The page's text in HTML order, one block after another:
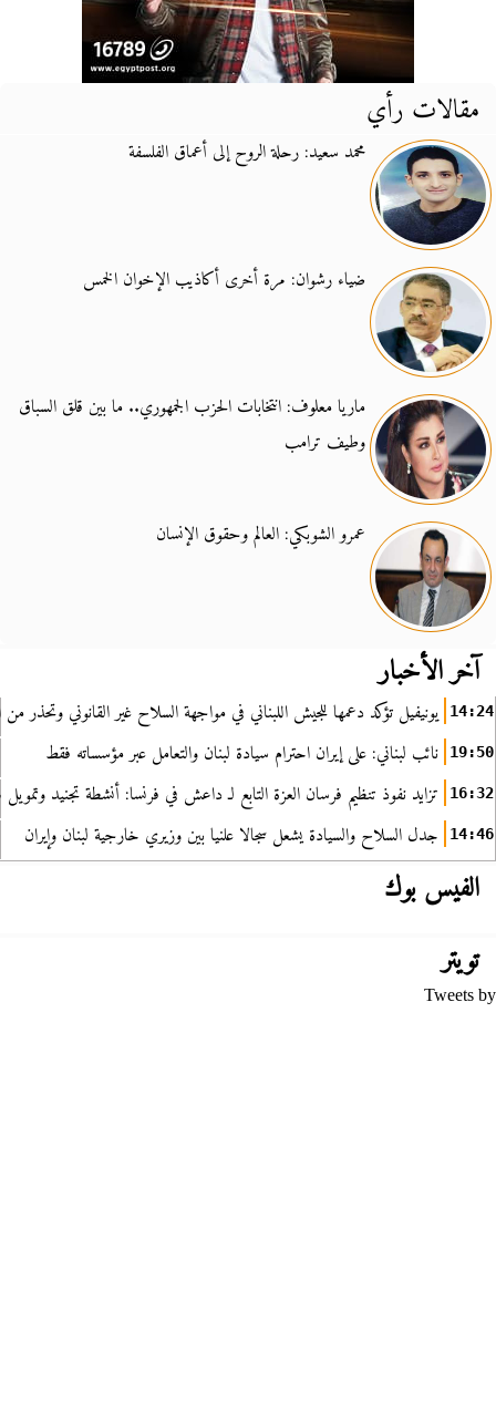
مقالات رأي
محمد سعيد: رحلة الروح إلى أعماق الفلسفة
ضياء رشوان: مرة أخرى أكاذيب الإخوان الخمس
ماريا معلوف: انتخابات الحزب الجمهوري.. ما بين قلق السباق
وطيف ترامب
عمرو الشوبكي: العالم وحقوق الإنسان
آخر الأخبار
14:24 يونيفيل تؤكد دعمها للجيش اللبناني في مواجهة السلاح غير القانوني وتحذر من
19:50 نائب لبناني: على إيران احترام سيادة لبنان والتعامل عبر مؤسساته فقط
16:32 تزايد نفوذ تنظيم فرسان العزة التابع لـ داعش في فرنسا: أنشطة تجنيد
14:46 جدل السلاح والسيادة يشعل سجالا علنيا بين وزيري خارجية لبنان وإيران
الفيس بوك
تويتر
Tweets by